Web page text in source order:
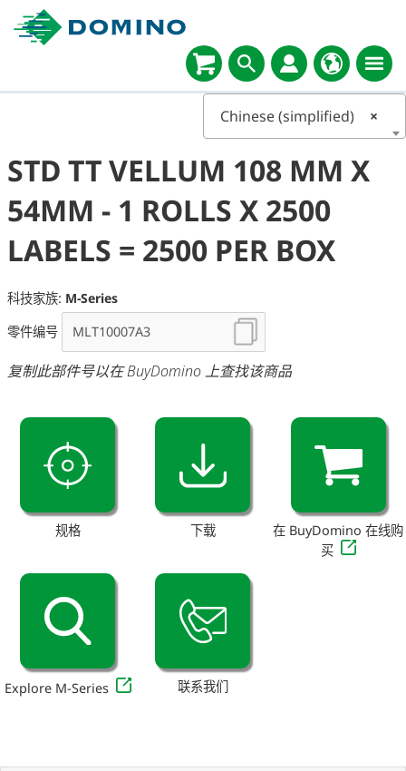
×
Chinese (simplified)
STD TT VELLUM 108 MM X
54MM - 1 ROLLS X 2500
LABELS = 2500 PER BOX
科技家族: M-Series
零件编号
复制此部件号以在 BuyDomino 上查找该商品
规格 下载
在 BuyDomino 在线购
买
Explore M-Series 联系我们